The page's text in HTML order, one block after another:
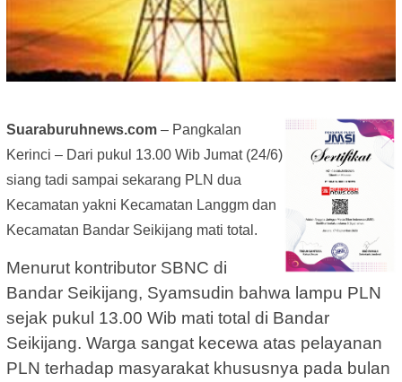
Suaraburuhnews.com – Pangkalan
Kerinci – Dari pukul 13.00 Wib Jumat (24/6)
siang tadi sampai sekarang PLN dua
Kecamatan yakni Kecamatan Langgm dan
Kecamatan Bandar Seikijang mati total.
Menurut kontributor SBNC di
Bandar Seikijang, Syamsudin bahwa lampu PLN
sejak pukul 13.00 Wib mati total di Bandar
Seikijang. Warga sangat kecewa atas pelayanan
PLN terhadap masyarakat khususnya pada bulan